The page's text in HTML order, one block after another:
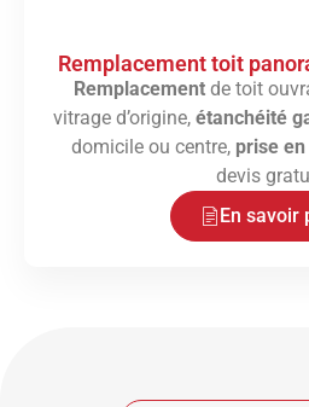
Remplacement toit
Remplacementde toit
vitrage d’origine, étanchéité
domicile ou centre, prise
devis
En savoir